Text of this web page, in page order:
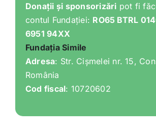
Donații și sponsorizări pot fi
contul Fundației: RO65 BTRL
6951 94XX
Fundația Simile
Adresa: Str. Cișmelei nr. 15,
România
Cod fiscal: 10720602